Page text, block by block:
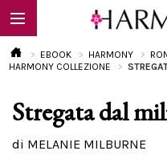
EBOOK
EBOOK HARMONY
HARMONY COLLEZIONE
Stregata dal
di MELANIE MILBURNE